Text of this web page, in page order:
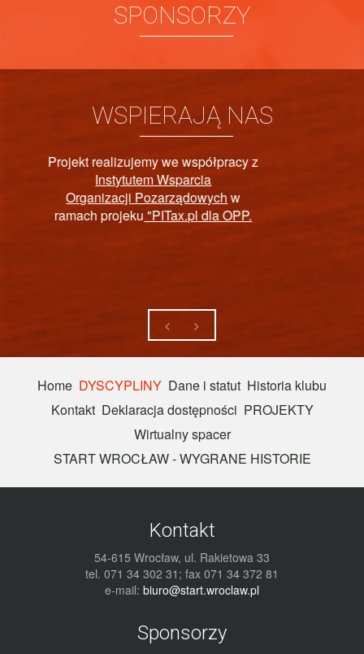
SPONSORZY
WSPIERAJĄ NAS
PAŃSTWOWY
REHABILITACJI OSÓB
Home DYSCYPLINY Dane i statut Historia klubu
Kontakt Deklaracja dostępności PROJEKTY
Wirtualny spacer
START WROCŁAW - WYGRANE HISTORIE
Kontakt
54-615 Wrocław, ul. Rakietowa 33
tel. 071 34 302 31; fax 071 34 372 81
e-mail: biuro@start.wroclaw.pl
Sponsorzy